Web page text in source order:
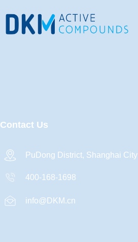
Contact Us
PuDong District, Shanghai City
400-168-1698
info@DKM.cn